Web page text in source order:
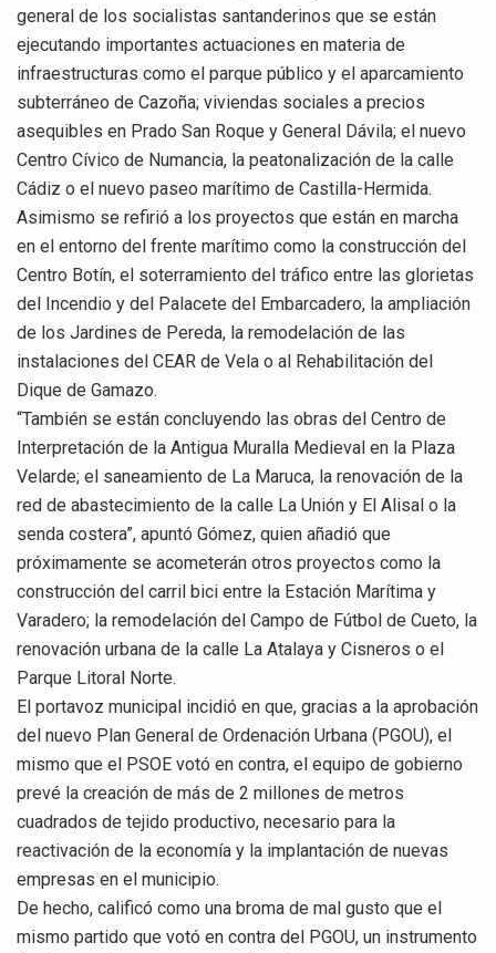
general de los socialistas santanderinos que se están
ejecutando importantes actuaciones en materia de
infraestructuras como el parque público y el aparcamiento
subterráneo de Cazoña; viviendas sociales a precios
asequibles en Prado San Roque y General Dávila; el nuevo
Centro Cívico de Numancia, la peatonalización de la calle
Cádiz o el nuevo paseo marítimo de Castilla-Hermida.
Asimismo se refirió a los proyectos que están en marcha
en el entorno del frente marítimo como la construcción del
Centro Botín, el soterramiento del tráfico entre las glorietas
del Incendio y del Palacete del Embarcadero, la ampliación
de los Jardines de Pereda, la remodelación de las
instalaciones del CEAR de Vela o al Rehabilitación del
Dique de Gamazo.
“También se están concluyendo las obras del Centro de
Interpretación de la Antigua Muralla Medieval en la Plaza
Velarde; el saneamiento de La Maruca, la renovación de la
red de abastecimiento de la calle La Unión y El Alisal o la
senda costera”, apuntó Gómez, quien añadió que
próximamente se acometerán otros proyectos como la
construcción del carril bici entre la Estación Marítima y
Varadero; la remodelación del Campo de Fútbol de Cueto, la
renovación urbana de la calle La Atalaya y Cisneros o el
Parque Litoral Norte.
El portavoz municipal incidió en que, gracias a la aprobación
del nuevo Plan General de Ordenación Urbana (PGOU), el
mismo que el PSOE votó en contra, el equipo de gobierno
prevé la creación de más de 2 millones de metros
cuadrados de tejido productivo, necesario para la
reactivación de la economía y la implantación de nuevas
empresas en el municipio.
De hecho, calificó como una broma de mal gusto que el
mismo partido que votó en contra del PGOU, un instrumento